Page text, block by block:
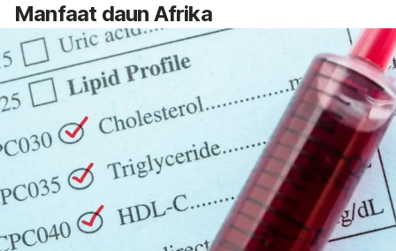
Manfaat daun Afrika